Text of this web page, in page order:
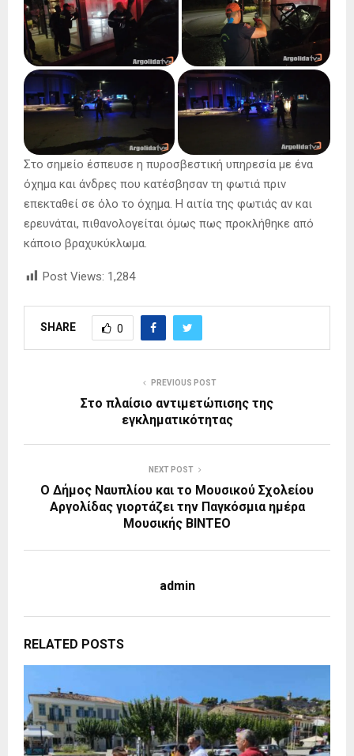
Στο σημείο έσπευσε η πυροσβεστική υπηρεσία με ένα
όχημα και άνδρες που κατέσβησαν τη φωτιά πριν
επεκταθεί σε όλο το όχημα. Η αιτία της φωτιάς αν και
ερευνάται, πιθανολογείται όμως πως προκλήθηκε από
κάποιο βραχυκύκλωμα.
Post Views: 1,284
SHARE 0
PREVIOUS POST
Στο πλαίσιο αντιμετώπισης της
εγκληματικότητας
NEXT POST
Ο Δήμος Ναυπλίου και το Μουσικού Σχολείου
Αργολίδας γιορτάζει την Παγκόσμια ημέρα
Μουσικής ΒΙΝΤΕΟ
admin
RELATED POSTS